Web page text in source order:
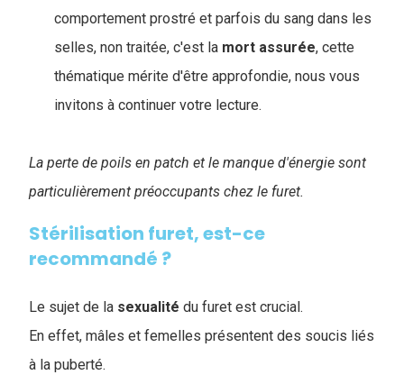
comportement prostré et parfois du sang dans les
selles, non traitée, c'est la mort assurée, cette
thématique mérite d'être approfondie, nous vous
invitons à continuer votre lecture.
La perte de poils en patch et le manque d'énergie sont
particulièrement préoccupants chez le furet.
Stérilisation furet, est-ce
recommandé ?
Le sujet de la sexualité du furet est crucial.
En effet, mâles et femelles présentent des soucis liés
à la puberté.